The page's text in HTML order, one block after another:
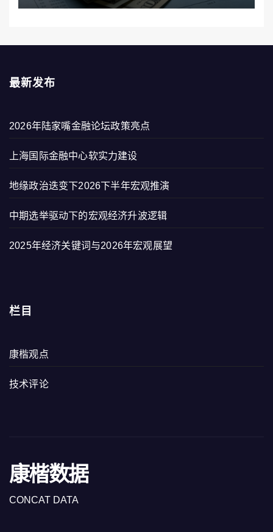
最新发布
2026年陆家嘴金融论坛政策亮点
上海国际金融中心软实力建设
地缘政治迭变下2026下半年宏观推演
中期选举驱动下的宏观经济升波逻辑
2025年经济关键词与2026年宏观展望
栏目
康楷观点
技术评论
康楷数据
CONCAT DATA